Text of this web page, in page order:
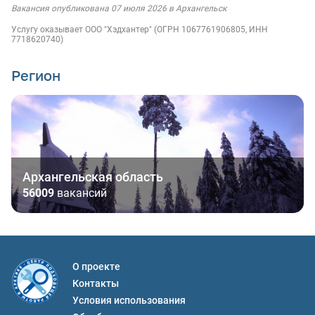
Вакансия опубликована 07 июля 2026 в Архангельск
Услугу оказывает ООО "Хэдхантер" (ОГРН 1067761906805, ИНН
7718620740)
Регион
Архангельская область
56009 вакансий
О проекте
Контакты
Условия использования